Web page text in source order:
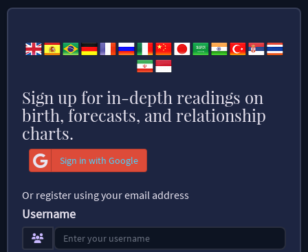
Sign up for in-depth readings on
birth, forecasts, and relationship
charts.
Sign in with Google
Or register using your email address
Username